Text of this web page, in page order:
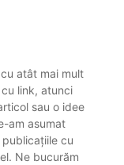
atât mai mult
link, atunci
sau o idee
am asumat
cu
Ne bucurăm